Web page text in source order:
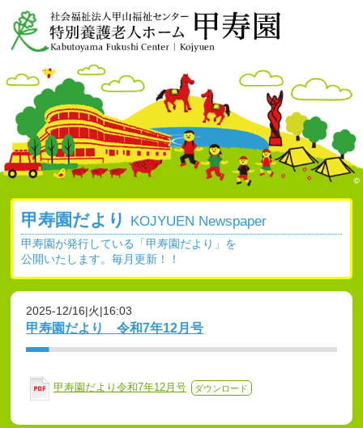
甲寿園だより KOJYUEN Newspaper
甲寿園が発行している「甲寿園だより」を
公開いたします。毎月更新！！
2025-12/16|火|16:03
甲寿園だより 令和7年12月号
甲寿園だより令和7年12月号 ダウンロード